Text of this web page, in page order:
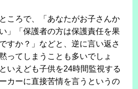
ころで、「あなたがお子さんか
」「保護者の方は保護責任を果
すか？」などと、逆に言い返さ
ってしまうことも多いでしょ
いえども子供を24時間監視する
カーに直接苦情を言うというの